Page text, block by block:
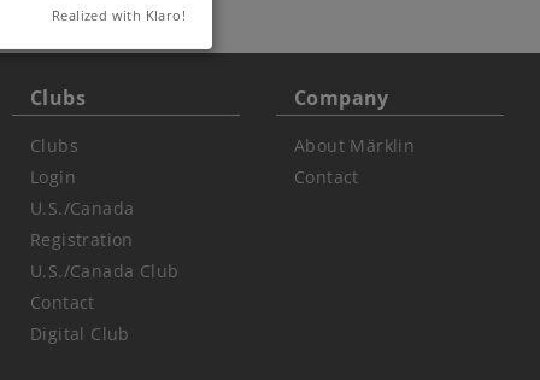
Clubs
Clubs
Login
U.S./Canada
Registration
U.S./Canada Club
Contact
Digital Club
Company
About Märklin
Contact
Realized with Klaro!